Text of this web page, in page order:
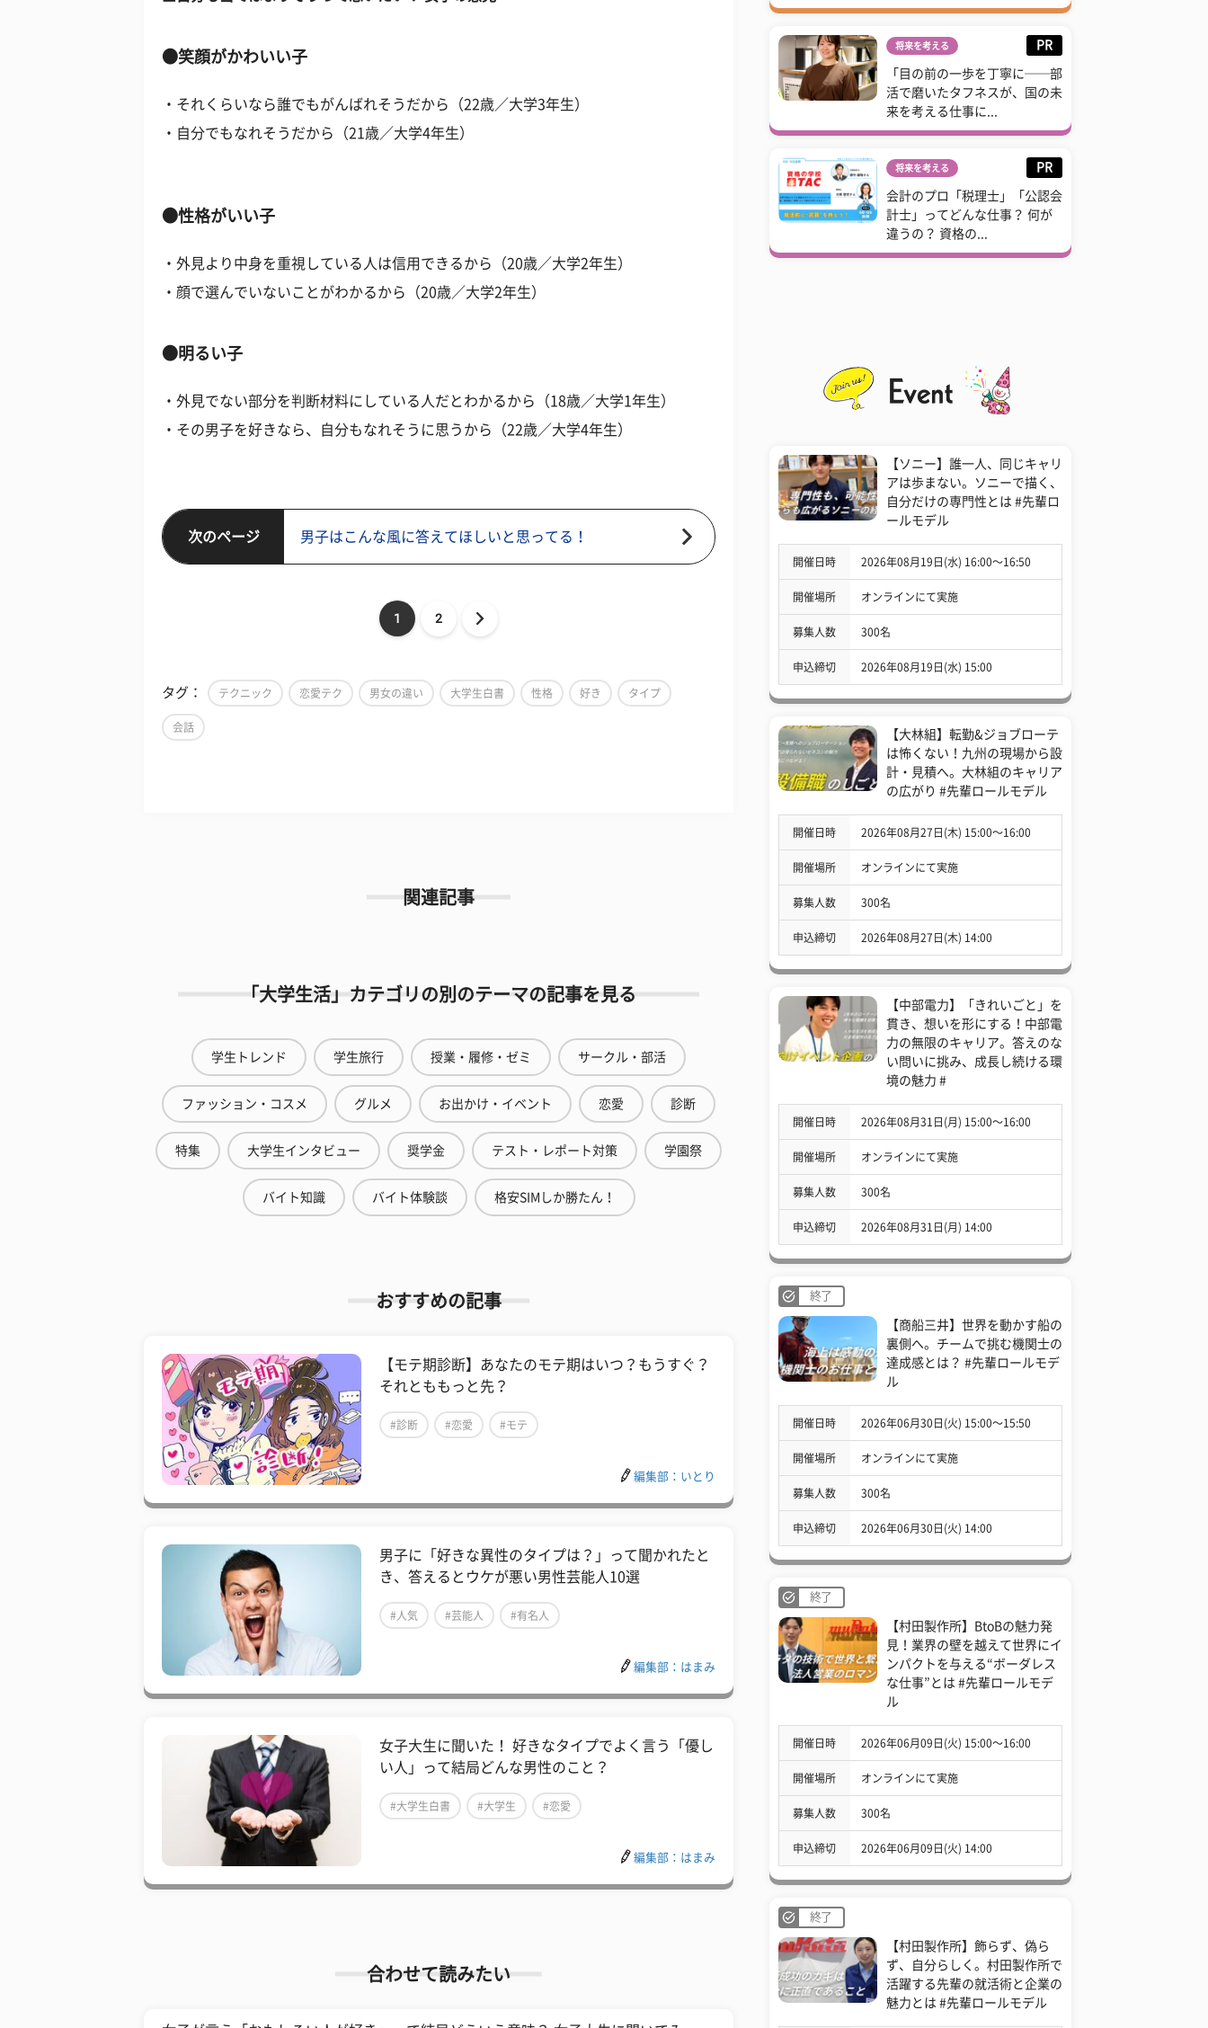
●笑顔がかわいい子
・それくらいなら誰でもがんばれそうだから（22歳／大学3年生）
・自分でもなれそうだから（21歳／大学4年生）
●性格がいい子
・外見より中身を重視している人は信用できるから（20歳／大学2年生）
・顔で選んでいないことがわかるから（20歳／大学2年生）
●明るい子
・外見でない部分を判断材料にしている人だとわかるから（18歳／大学1年生）
・その男子を好きなら、自分もなれそうに思うから（22歳／大学4年生）
次のページ 男子はこんな風に答えてほしいと思ってる！
1 2
タグ： テクニック 恋愛テク 男女の違い 大学生白書 性格 好き タイプ
会話
関連記事
「大学生活」カテゴリの別のテーマの記事を見る
学生トレンド 学生旅行 授業・履修・ゼミ サークル・部活
ファッション・コスメ グルメ お出かけ・イベント 恋愛 診断
特集 大学生インタビュー 奨学金 テスト・レポート対策 学園祭
バイト知識 バイト体験談 格安SIMしか勝たん！
おすすめの記事
【モテ期診断】あなたのモテ期はいつ？もうすぐ？
それとももっと先？
#診断 #恋愛 #モテ
編集部：いとり
男子に「好きな異性のタイプは？」って聞かれたと
き、答えるとウケが悪い男性芸能人10選
#人気 #芸能人 #有名人
編集部：はまみ
女子大生に聞いた！ 好きなタイプでよく言う「優し
い人」って結局どんな男性のこと？
#大学生白書 #大学生 #恋愛
編集部：はまみ
合わせて読みたい
将来を考える PR
「目の前の一歩を丁寧に──部
活で磨いたタフネスが、国の未
来を考える仕事に...
将来を考える PR
会計のプロ「税理士」「公認会
計士」ってどんな仕事？ 何が
違うの？ 資格の...
【ソニー】誰一人、同じキャリ
アは歩まない。ソニーで描く、
自分だけの専門性とは #先輩ロ
ールモデル
開催日時 2026年08月19日(水) 16:00〜16:50
開催場所 オンラインにて実施
募集人数 300名
申込締切 2026年08月19日(水) 15:00
【大林組】転勤&ジョブローテ
は怖くない！九州の現場から設
計・見積へ。大林組のキャリア
の広がり #先輩ロールモデル
開催日時 2026年08月27日(木) 15:00〜16:00
開催場所 オンラインにて実施
募集人数 300名
申込締切 2026年08月27日(木) 14:00
【中部電力】「きれいごと」を
貫き、想いを形にする！中部電
力の無限のキャリア。答えのな
い問いに挑み、成長し続ける環
境の魅力 #
開催日時 2026年08月31日(月) 15:00〜16:00
開催場所 オンラインにて実施
募集人数 300名
申込締切 2026年08月31日(月) 14:00
終了
【商船三井】世界を動かす船の
裏側へ。チームで挑む機関士の
達成感とは？ #先輩ロールモデ
ル
開催日時 2026年06月30日(火) 15:00〜15:50
開催場所 オンラインにて実施
募集人数 300名
申込締切 2026年06月30日(火) 14:00
終了
【村田製作所】BtoBの魅力発
見！業界の壁を越えて世界にイ
ンパクトを与える“ボーダレス
な仕事”とは #先輩ロールモデ
ル
開催日時 2026年06月09日(火) 15:00〜16:00
開催場所 オンラインにて実施
募集人数 300名
申込締切 2026年06月09日(火) 14:00
終了
【村田製作所】飾らず、偽ら
ず、自分らしく。村田製作所で
活躍する先輩の就活術と企業の
魅力とは #先輩ロールモデル